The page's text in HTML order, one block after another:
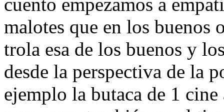
malotes que en los buenos
trola esa de los buenos y
desde la perspectiva de la
ejemplo la butaca de 1